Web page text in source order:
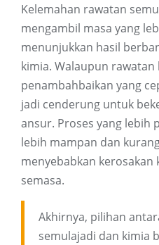
Kelemahan rawatan
mengambil masa yang
menunjukkan hasil
kimia. Walaupun
penambahbaikan yang
jadi cenderung untuk
ansur. Proses yang lebih
lebih mampan dan
menyebabkan kerosakan
semasa.
Akhirnya, pilihan
semulajadi dan kimia